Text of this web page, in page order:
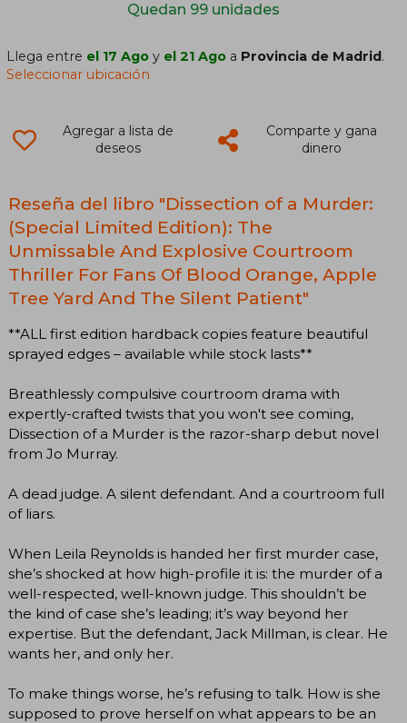
Quedan 99 unidades
Llega entre el 17 Ago y el 21 Ago a Provincia de Madrid.
Seleccionar ubicación
Agregar a lista de
deseos
Comparte y gana
dinero
Reseña del libro "Dissection of a Murder:
(Special Limited Edition): The
Unmissable And Explosive Courtroom
Thriller For Fans Of Blood Orange, Apple
Tree Yard And The Silent Patient"
**ALL first edition hardback copies feature beautiful
sprayed edges – available while stock lasts**
Breathlessly compulsive courtroom drama with
expertly-crafted twists that you won't see coming,
Dissection of a Murder is the razor-sharp debut novel
from Jo Murray.
A dead judge. A silent defendant. And a courtroom full
of liars.
When Leila Reynolds is handed her first murder case,
she’s shocked at how high-profile it is: the murder of a
well-respected, well-known judge. This shouldn’t be
the kind of case she’s leading; it’s way beyond her
expertise. But the defendant, Jack Millman, is clear. He
wants her, and only her.
To make things worse, he’s refusing to talk. How is she
supposed to prove herself on what appears to be an